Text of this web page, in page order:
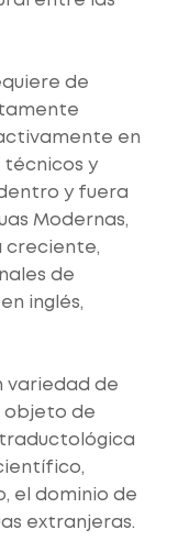
de
en
técnicos y
y fuera
Modernas,
creciente,
de
inglés,
variedad de
objeto de
el dominio de
extranjeras.